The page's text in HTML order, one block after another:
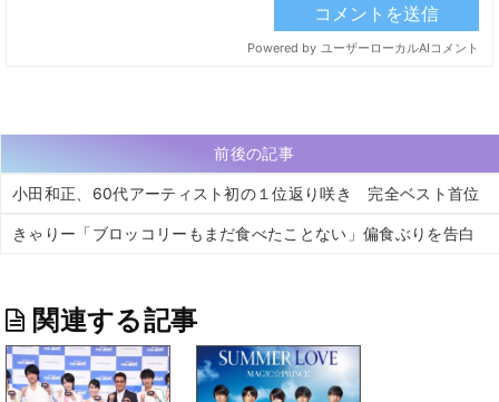
前後の記事
小田和正、60代アーティスト初の１位返り咲き 完全ベスト首位
きゃりー「ブロッコリーもまだ食べたことない」偏食ぶりを告白
関連する記事